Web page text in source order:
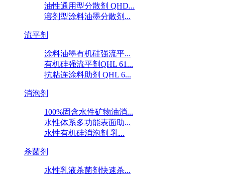
油性通用型分散剂 QHD...
溶剂型涂料油墨分散剂...
流平剂
涂料油墨有机硅强流平...
有机硅强流平剂QHL 61...
抗粘连涂料助剂 QHL 6...
消泡剂
100%固含水性矿物油消...
水性体系多功能表面助...
水性有机硅消泡剂 乳...
杀菌剂
水性乳液杀菌剂快速杀...